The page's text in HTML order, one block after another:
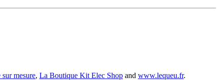
mesure, La Boutique Kit Elec Shop and www.lequeu.fr.